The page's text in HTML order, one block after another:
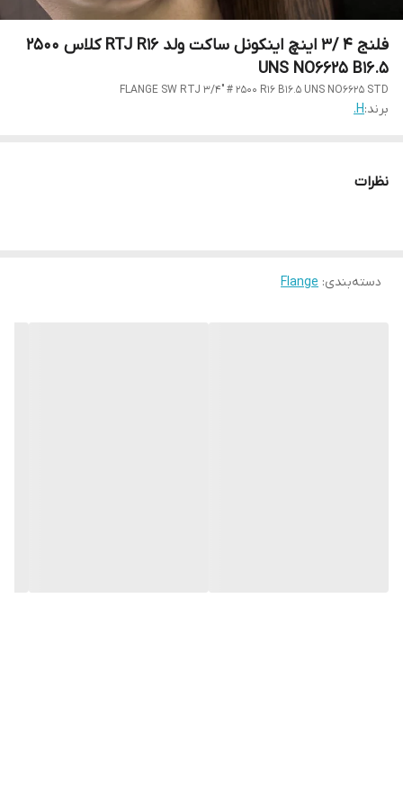
فلنج 4 /3 اینچ اینکونل ساکت ولد RTJ R16 کلاس 2500
5.UNS NO6625 B16
FLANGE SW RTJ 3/4" # 2500 R16 B16.5 UNS NO6625 STD
برند:H.
نظرات
دسته‌بندی:
Flange